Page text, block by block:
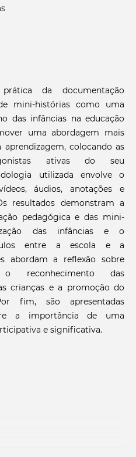
da documentação
mini-histórias como uma
das infâncias na educação
uma abordagem mais
colocando as
ativas do seu
utilizada envolve o
áudios, anotações e
resultados demonstram a
pedagógica e das mini-
das infâncias e o
entre a escola e a
abordam a reflexão sobre
o reconhecimento das
crianças e a promoção do
fim, são apresentadas
a importância de uma
e significativa.